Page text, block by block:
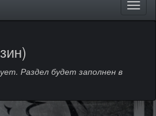
Раздел будет заполнен в